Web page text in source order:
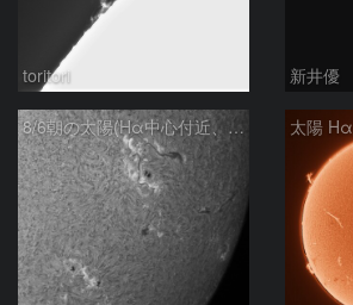
toritori 新井優
8/6朝の太陽(Hα中心付近、4498、4502付近)